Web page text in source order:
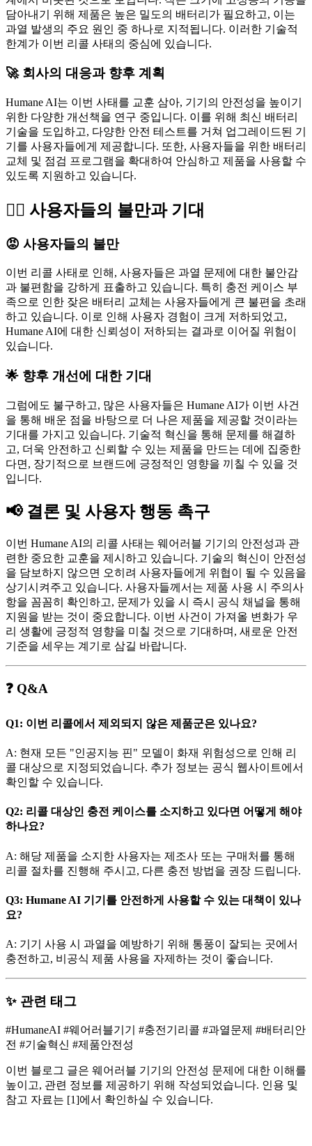
담아내기 위해 제품은 높은 밀도의 배터리가 필요하고, 이는
과열 발생의 주요 원인 중 하나로 지적됩니다. 이러한 기술적
한계가 이번 리콜 사태의 중심에 있습니다.
🚀 회사의 대응과 향후 계획
Humane AI는 이번 사태를 교훈 삼아, 기기의 안전성을 높이기
위한 다양한 개선책을 연구 중입니다. 이를 위해 최신 배터리
기술을 도입하고, 다양한 안전 테스트를 거쳐 업그레이드된 기
기를 사용자들에게 제공합니다. 또한, 사용자들을 위한 배터리
교체 및 점검 프로그램을 확대하여 안심하고 제품을 사용할 수
있도록 지원하고 있습니다.
🚶‍♂️ 사용자들의 불만과 기대
😡 사용자들의 불만
이번 리콜 사태로 인해, 사용자들은 과열 문제에 대한 불안감
과 불편함을 강하게 표출하고 있습니다. 특히 충전 케이스 부
족으로 인한 잦은 배터리 교체는 사용자들에게 큰 불편을 초래
하고 있습니다. 이로 인해 사용자 경험이 크게 저하되었고,
Humane AI에 대한 신뢰성이 저하되는 결과로 이어질 위험이
있습니다.
🌟 향후 개선에 대한 기대
그럼에도 불구하고, 많은 사용자들은 Humane AI가 이번 사건
을 통해 배운 점을 바탕으로 더 나은 제품을 제공할 것이라는
기대를 가지고 있습니다. 기술적 혁신을 통해 문제를 해결하
고, 더욱 안전하고 신뢰할 수 있는 제품을 만드는 데에 집중한
다면, 장기적으로 브랜드에 긍정적인 영향을 끼칠 수 있을 것
입니다.
📢 결론 및 사용자 행동 촉구
이번 Humane AI의 리콜 사태는 웨어러블 기기의 안전성과 관
련한 중요한 교훈을 제시하고 있습니다. 기술의 혁신이 안전성
을 담보하지 않으면 오히려 사용자들에게 위협이 될 수 있음을
상기시켜주고 있습니다. 사용자들께서는 제품 사용 시 주의사
항을 꼼꼼히 확인하고, 문제가 있을 시 즉시 공식 채널을 통해
지원을 받는 것이 중요합니다. 이번 사건이 가져올 변화가 우
리 생활에 긍정적 영향을 미칠 것으로 기대하며, 새로운 안전
기준을 세우는 계기로 삼길 바랍니다.
❓ Q&A
Q1: 이번 리콜에서 제외되지 않은 제품군은 있나요?
A: 현재 모든 "인공지능 핀" 모델이 화재 위험성으로 인해 리
콜 대상으로 지정되었습니다. 추가 정보는 공식 웹사이트에서
확인할 수 있습니다.
Q2: 리콜 대상인 충전 케이스를 소지하고 있다면 어떻게 해야
하나요?
A: 해당 제품을 소지한 사용자는 제조사 또는 구매처를 통해
리콜 절차를 진행해 주시고, 다른 충전 방법을 권장 드립니다.
Q3: Humane AI 기기를 안전하게 사용할 수 있는 대책이 있나
요?
A: 기기 사용 시 과열을 예방하기 위해 통풍이 잘되는 곳에서
충전하고, 비공식 제품 사용을 자제하는 것이 좋습니다.
✨ 관련 태그
#HumaneAI #웨어러블기기 #충전기리콜 #과열문제 #배터리안
전 #기술혁신 #제품안전성
이번 블로그 글은 웨어러블 기기의 안전성 문제에 대한 이해를
높이고, 관련 정보를 제공하기 위해 작성되었습니다. 인용 및
참고 자료는 [1]에서 확인하실 수 있습니다.